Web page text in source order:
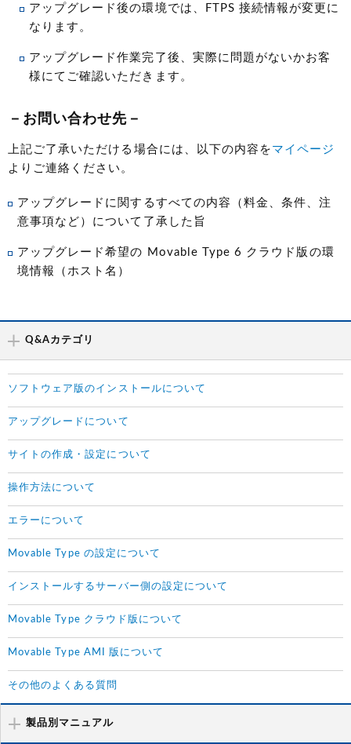
アップグレード後の環境では、FTPS 接続情報が変更に
なります。
アップグレード作業完了後、実際に問題がないかお客
様にてご確認いただきます。
－お問い合わせ先－
上記ご了承いただける場合には、以下の内容を マイページ
よりご連絡ください。
アップグレードに関するすべての内容（料金、条件、注
意事項など）について了承した旨
アップグレード希望の Movable Type 6 クラウド版の環
境情報（ホスト名）
Q&Aカテゴリ
ソフトウェア版のインストールについて
アップグレードについて
サイトの作成・設定について
操作方法について
エラーについて
Movable Type の設定について
インストールするサーバー側の設定について
Movable Type クラウド版について
Movable Type AMI 版について
その他のよくある質問
製品別マニュアル